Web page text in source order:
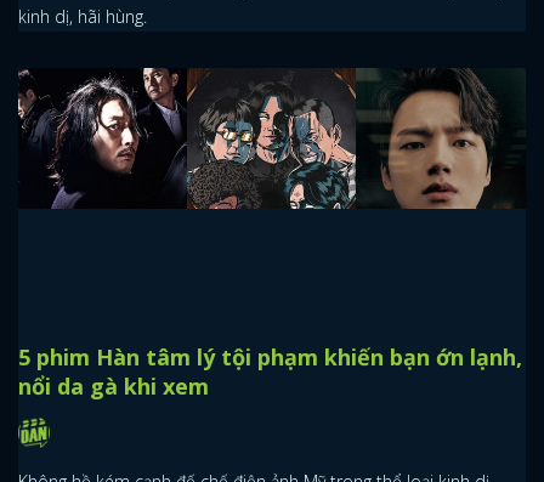
kinh dị, hãi hùng.
5 phim Hàn tâm lý tội phạm khiến bạn ớn lạnh,
nổi da gà khi xem